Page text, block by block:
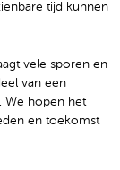
tijd kunnen
vele sporen en
van een
We hopen het
en toekomst